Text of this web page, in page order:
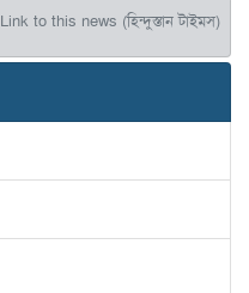
Link to this news (হিন্দুস্তান টাইমস)